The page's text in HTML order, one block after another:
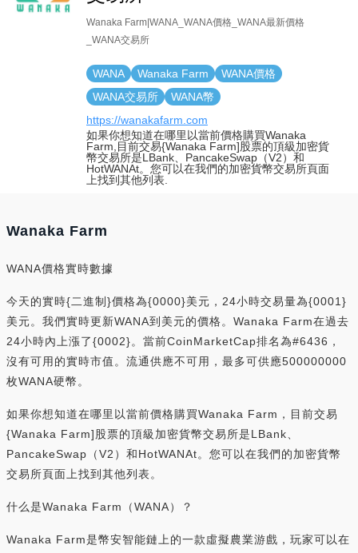
Wanaka Farm|WANA_WANA價格_WANA最新價格
_WANA交易所
WANA Wanaka Farm
WANA價格
WANA交易所
WANA幣
https://wanakafarm.com
如果你想知道在哪里以當前價格購買Wanaka
Farm,目前交易{Wanaka Farm]股票的頂級加密貨
幣交易所是LBank、PancakeSwap（V2）和
HotWANAt。您可以在我們的加密貨幣交易所頁面
上找到其他列表.
Wanaka Farm
WANA價格實時數據
今天的實時{二進制}價格為{0000}美元，24小時交易量為{0001}
美元。我們實時更新WANA到美元的價格。Wanaka Farm在過去
24小時內上漲了{0002}。當前CoinMarketCap排名為#6436，
沒有可用的實時市值。流通供應不可用，最多可供應500000000
枚WANA硬幣。
如果你想知道在哪里以當前價格購買Wanaka Farm，目前交易
{Wanaka Farm]股票的頂級加密貨幣交易所是LBank、
PancakeSwap（V2）和HotWANAt。您可以在我們的加密貨幣
交易所頁面上找到其他列表。
什么是Wanaka Farm（WANA）？
Wanaka Farm是幣安智能鏈上的一款虛擬農業游戲，玩家可以在